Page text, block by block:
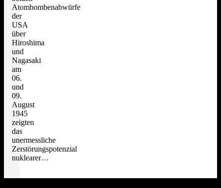
Atombombenabwürfe
der
USA
über
Hiroshima
und
Nagasaki
am
06.
und
09.
August
1945
zeigten
das
unermessliche
Zerstörungspotenzial
nuklearer…